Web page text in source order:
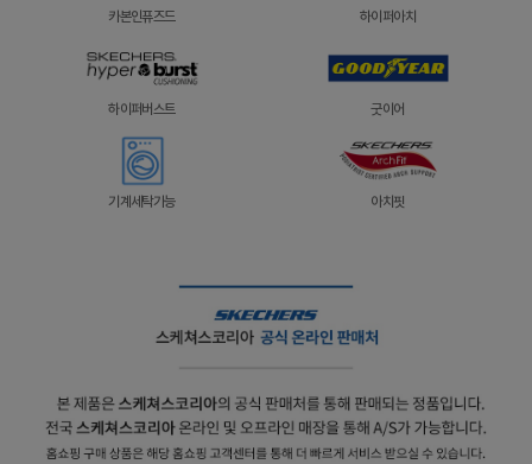
카본인퓨즈드 하이퍼아치
하이퍼버스트 굿이어
기계세탁가능 아치핏